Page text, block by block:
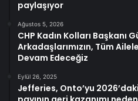
paylaşıyor
Ağustos 5, 2026
CHP Kadın Kolları Başkanı
Arkadaşlarımızın, Tüm
Devam Edeceğiz
Eylül 26, 2025
Jefferies, Onto’yu